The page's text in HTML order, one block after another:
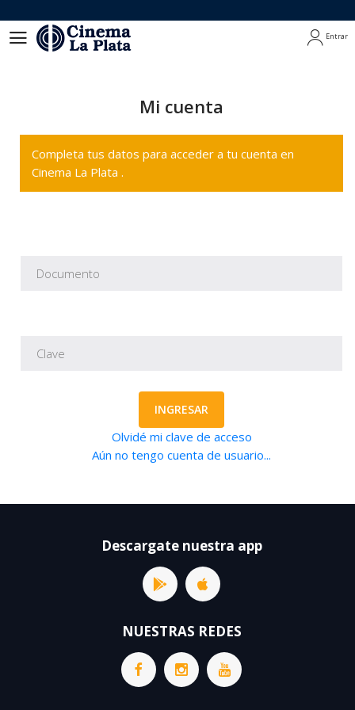
Entrar
Mi cuenta
Completa tus datos para acceder a tu cuenta en
Cinema La Plata .
INGRESAR
Olvidé mi clave de acceso
Aún no tengo cuenta de usuario...
Descargate nuestra app
NUESTRAS REDES